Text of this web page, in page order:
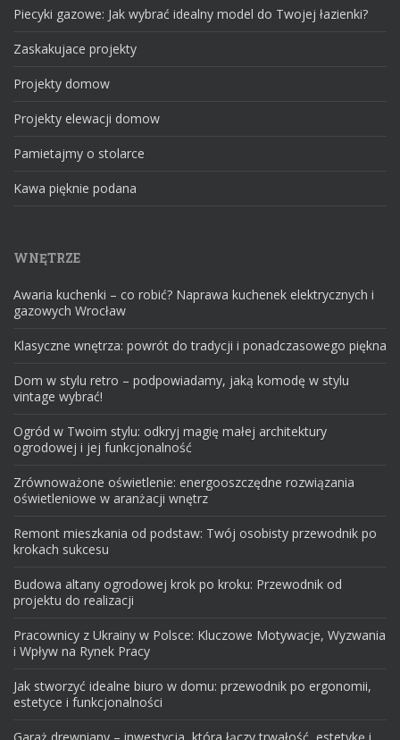
Piecyki gazowe: Jak wybrać idealny model do Twojej łazienki?
Zaskakujace projekty
Projekty domow
Projekty elewacji domow
Pamietajmy o stolarce
Kawa pięknie podana
WNĘTRZE
Awaria kuchenki – co robić? Naprawa kuchenek elektrycznych i
gazowych Wrocław
Klasyczne wnętrza: powrót do tradycji i ponadczasowego piękna
Dom w stylu retro – podpowiadamy, jaką komodę w stylu
vintage wybrać!
Ogród w Twoim stylu: odkryj magię małej architektury
ogrodowej i jej funkcjonalność
Zrównoważone oświetlenie: energooszczędne rozwiązania
oświetleniowe w aranżacji wnętrz
Remont mieszkania od podstaw: Twój osobisty przewodnik po
krokach sukcesu
Budowa altany ogrodowej krok po kroku: Przewodnik od
projektu do realizacji
Pracownicy z Ukrainy w Polsce: Kluczowe Motywacje, Wyzwania
i Wpływ na Rynek Pracy
Jak stworzyć idealne biuro w domu: przewodnik po ergonomii,
estetyce i funkcjonalności